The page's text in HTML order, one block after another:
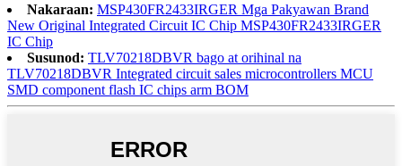
Nakaraan: MSP430FR2433IRGER Mga Pakyawan Brand
New Original Integrated Circuit IC Chip MSP430FR2433IRGER
IC Chip
Susunod: TLV70218DBVR bago at orihinal na
TLV70218DBVR Integrated circuit sales microcontrollers MCU
SMD component flash IC chips arm BOM